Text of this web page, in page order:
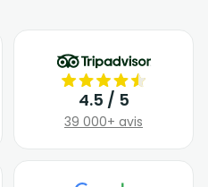
4.5 / 5
39 000+ avis